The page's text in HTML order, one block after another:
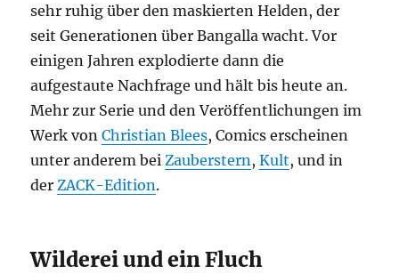
sehr ruhig über den maskierten Helden, der
seit Generationen über Bangalla wacht. Vor
einigen Jahren explodierte dann die
aufgestaute Nachfrage und hält bis heute an.
Mehr zur Serie und den Veröffentlichungen im
Werk vonChristian Blees, Comics erscheinen
unter anderem beiZauberstern,Kult, und in
derZACK-Edition.
Wilderei und ein Fluch